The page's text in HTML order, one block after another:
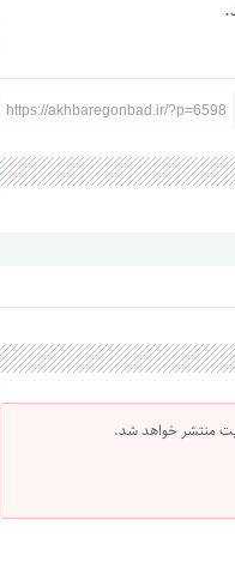
https://akhbaregonbad.ir/?p=6598
منتشر خواهد شد.